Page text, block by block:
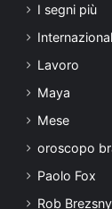
I segni più
Lavoro
Maya
Mese
oroscopo
Paolo Fox
Rob Brezsny